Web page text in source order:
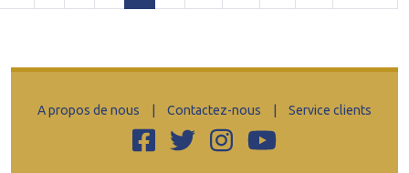
A propos de nous Contactez-nous Service clients